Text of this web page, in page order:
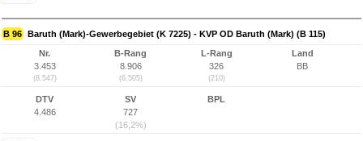
B 96 Baruth (Mark)-Gewerbegebiet (K 7225) - KVP OD Baruth (Mark) (B 115)
Nr.
3.453
(8.547)
B-Rang
8.906
(6.505)
L-Rang
326
(210)
Land
BB
DTV
4.486
SV
727
(16,2%)
BPL